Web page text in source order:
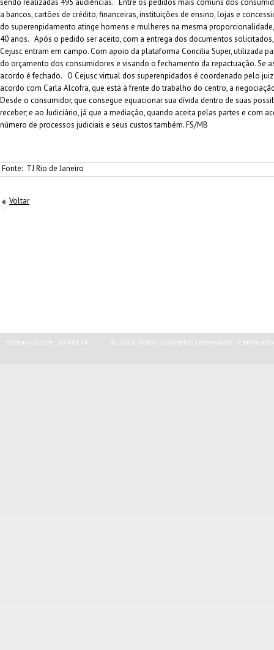
sendo realizadas 495 audiências. Entre os pedidos mais comuns dos
a bancos, cartões de crédito, financeiras, instituições de ensino, lojas e
do superenpidamento atinge homens e mulheres na mesma
40 anos. Após o pedido ser aceito, com a entrega dos documentos
Cejusc entram em campo. Com apoio da plataforma Concilia Super, utilizada
do orçamento dos consumidores e visando o fechamento da repactuação. Se
acordo é fechado. O Cejusc virtual dos superenpidados é coordenado pelo
acordo com Carla Alcofra, que está à frente do trabalho do centro, a
Desde o consumidor, que consegue equacionar sua dívida dentro de suas
receber; e ao Judiciário, já que a mediação, quando aceita pelas partes e com
número de processos judiciais e seus custos também. FS/MB
Fonte: TJ Rio de Janeiro
Voltar
Visitas no site: 6548174 © 2026 Todos os direitos reservados -